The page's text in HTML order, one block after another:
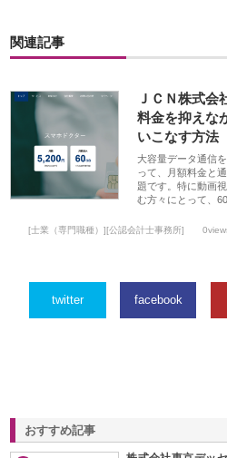
関連記事
ＪＣＮ株式会
料金を抑えな
いこなす方法
大容量データ通信
って、月額料金と
題です。特に動画
む方々にとって、
[士業（専門職種）][公認会計士事務所]
twitter facebook
おすすめ記事